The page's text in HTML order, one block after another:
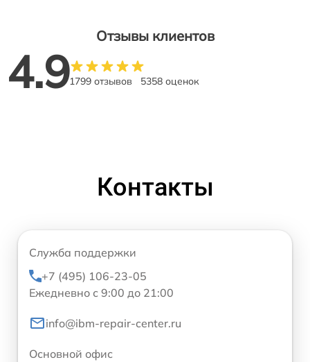
Отзывы клиентов
4.91799 отзывов 5358 оценок
Контакты
Служба поддержки
+7 (495) 106-23-05
Ежедневно с 9:00 до 21:00
info@ibm-repair-center.ru
Основной офис